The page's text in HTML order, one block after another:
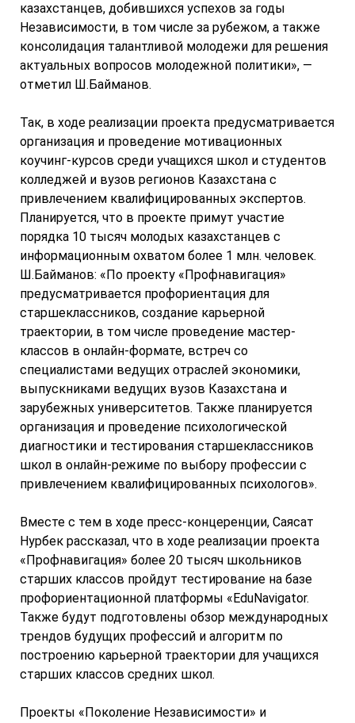
казахстанцев, добившихся успехов за годы
Независимости, в том числе за рубежом, а также
консолидация талантливой молодежи для решения
актуальных вопросов молодежной политики», —
отметил Ш.Байманов.
Так, в ходе реализации проекта предусматривается
организация и проведение мотивационных
коучинг-курсов среди учащихся школ и студентов
колледжей и вузов регионов Казахстана с
привлечением квалифицированных экспертов.
Планируется, что в проекте примут участие
порядка 10 тысяч молодых казахстанцев с
информационным охватом более 1 млн. человек.
Ш.Байманов: «По проекту «Профнавигация»
предусматривается профориентация для
старшеклассников, создание карьерной
траектории, в том числе проведение мастер-
классов в онлайн-формате, встреч со
специалистами ведущих отраслей экономики,
выпускниками ведущих вузов Казахстана и
зарубежных университетов. Также планируется
организация и проведение психологической
диагностики и тестирования старшеклассников
школ в онлайн-режиме по выбору профессии с
привлечением квалифицированных психологов».
Вместе с тем в ходе пресс-концеренции, Саясат
Нурбек рассказал, что в ходе реализации проекта
«Профнавигация» более 20 тысяч школьников
старших классов пройдут тестирование на базе
профориентационной платформы «EduNavigator.
Также будут подготовлены обзор международных
трендов будущих профессий и алгоритм по
построению карьерной траектории для учащихся
старших классов средних школ.
Проекты «Поколение Независимости» и